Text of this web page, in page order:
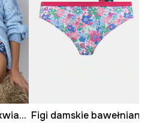
Figi damskie briefs w kwiaty (3-pack)